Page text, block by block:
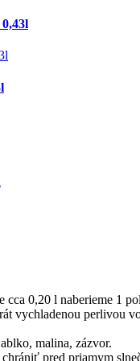
cca 0,20 l naberieme 1
vychladenou perlivou
malina, zázvor.
pred priamym